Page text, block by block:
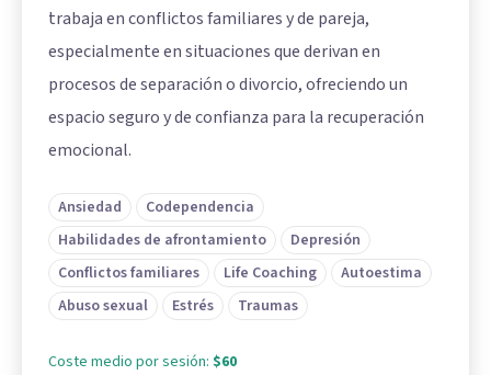
trabaja en conflictos familiares y de pareja,
especialmente en situaciones que derivan en
procesos de separación o divorcio, ofreciendo un
espacio seguro y de confianza para la recuperación
emocional.
Ansiedad
Codependencia
Habilidades de afrontamiento
Depresión
Conflictos familiares
Life Coaching
Autoestima
Abuso sexual
Estrés Traumas
Coste medio por sesión: $60